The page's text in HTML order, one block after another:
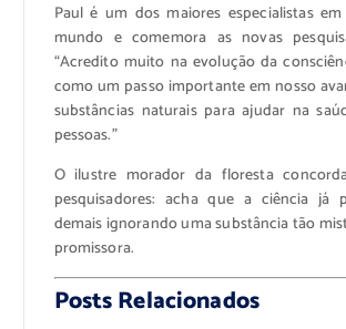
Paul é um dos maiores especialistas
mundo e comemora as novas
“Acredito muito na evolução da
como um passo importante em nosso
substâncias naturais para ajudar na
pessoas.”
O ilustre morador da floresta
pesquisadores: acha que a ciência já
demais ignorando uma substância tão
promissora.
Posts Relacionados